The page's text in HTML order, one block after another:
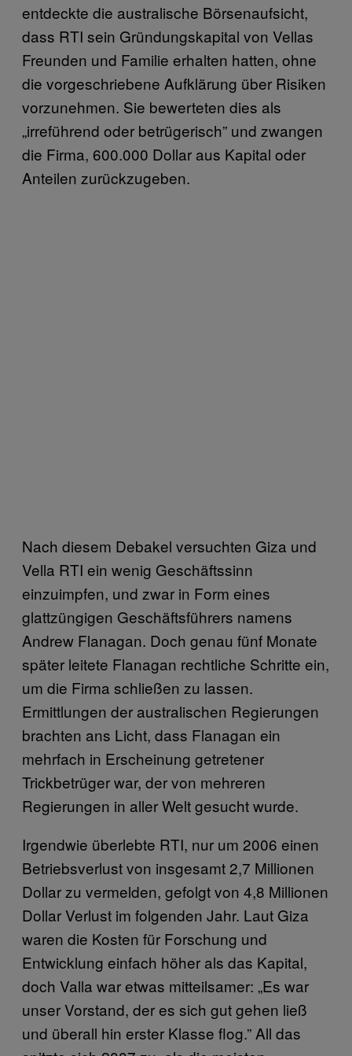
entdeckte die australische Börsenaufsicht,
dass RTI sein Gründungskapital von Vellas
Freunden und Familie erhalten hatten, ohne
die vorgeschriebene Aufklärung über Risiken
vorzunehmen. Sie bewerteten dies als
„irreführend oder betrügerisch” und zwangen
die Firma, 600.000 Dollar aus Kapital oder
Anteilen zurückzugeben.
Nach diesem Debakel versuchten Giza und
Vella RTI ein wenig Geschäftssinn
einzuimpfen, und zwar in Form eines
glattzüngigen Geschäftsführers namens
Andrew Flanagan. Doch genau fünf Monate
später leitete Flanagan rechtliche Schritte ein,
um die Firma schließen zu lassen.
Ermittlungen der australischen Regierungen
brachten ans Licht, dass Flanagan ein
mehrfach in Erscheinung getretener
Trickbetrüger war, der von mehreren
Regierungen in aller Welt gesucht wurde.
Irgendwie überlebte RTI, nur um 2006 einen
Betriebsverlust von insgesamt 2,7 Millionen
Dollar zu vermelden, gefolgt von 4,8 Millionen
Dollar Verlust im folgenden Jahr. Laut Giza
waren die Kosten für Forschung und
Entwicklung einfach höher als das Kapital,
doch Valla war etwas mitteilsamer: „Es war
unser Vorstand, der es sich gut gehen ließ
und überall hin erster Klasse flog.” All das